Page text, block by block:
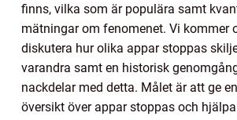
finns, vilka som är populära samt
mätningar om fenomenet. Vi kommer
diskutera hur olika appar stoppas
varandra samt en historisk
nackdelar med detta. Målet är att ge
översikt över appar stoppas och